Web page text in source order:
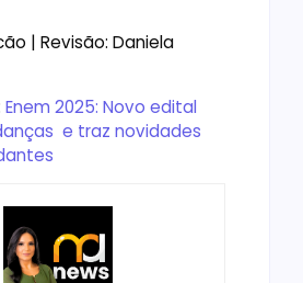
| Revisão: Daniela
Enem 2025: Novo edital
e traz novidades